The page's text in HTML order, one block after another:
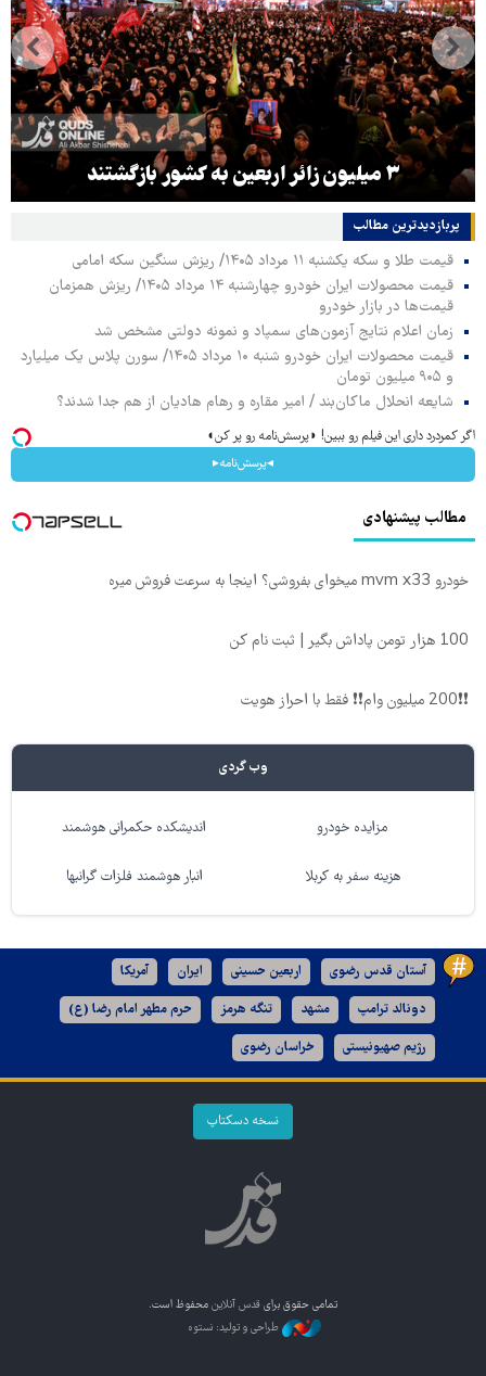
۳ میلیون زائر اربعین به کشور بازگشتند
پربازدیدترین‌ مطالب
قیمت طلا و سکه یکشنبه ۱۱ مرداد ۱۴۰۵/ ریزش سنگین سکه امامی
قیمت محصولات ایران خودرو چهارشنبه ۱۴ مرداد ۱۴۰۵/ ریزش همزمان
قیمت‌ها در بازار خودرو
زمان اعلام نتایج آزمون‌های سمپاد و نمونه دولتی مشخص شد
قیمت محصولات ایران خودرو شنبه ۱۰ مرداد ۱۴۰۵/ سورن پلاس یک میلیارد
و ۹۰۵ میلیون تومان
شایعه انحلال ماکان‌بند / امیر مقاره و رهام هادیان از هم جدا شدند؟
اگر کمردرد داری این فیلم رو ببین! ◗پرسش‌نامه رو پر کن◖
◂پرسش‌نامه▸
مطالب پیشنهادی
خودرو mvm x33 میخوای بفروشی؟ اینجا به سرعت فروش میره
100 هزار تومن پاداش بگیر | ثبت نام کن
❗❗200 میلیون وام❗❗ فقط با احراز هویت
وب گردی
مزایده خودرو اندیشکده حکمرانی هوشمند
هزینه سفر به کربلا انبار هوشمند فلزات گرانبها
آستان قدس رضوی اربعین حسینی ایران آمریکا
دونالد ترامپ مشهد تنگه هرمز حرم مطهر امام رضا (ع)
رژیم صهیونیستی خراسان رضوی
نسخه دسکتاپ
تمامی حقوق برای قدس آنلاین محفوظ است.
طراحی و تولید: نستوه